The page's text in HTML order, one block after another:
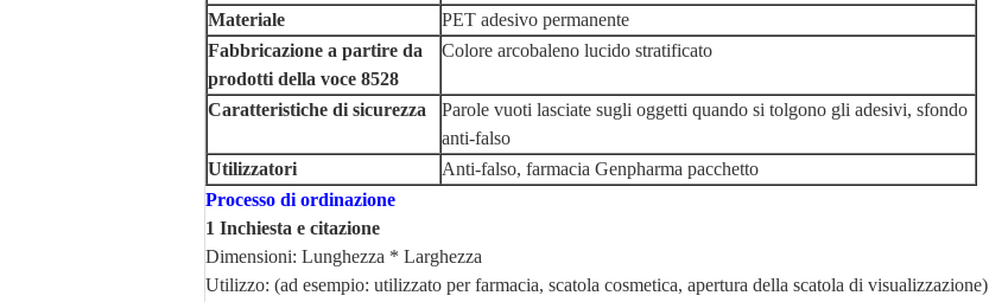
Materiale
PET adesivo permanente
Fabbricazione a partire da
prodotti della voce 8528
Colore arcobaleno lucido stratificato
Caratteristiche di sicurezza
Parole vuoti lasciate sugli oggetti quando si tolgono gli adesivi, sfondo
anti-falso
Utilizzatori
Anti-falso, farmacia Genpharma pacchetto
Processo di ordinazione
1 Inchiesta e citazione
Dimensioni: Lunghezza * Larghezza
Utilizzo: (ad esempio: utilizzato per farmacia, scatola cosmetica, apertura della scatola di visualizzazione)